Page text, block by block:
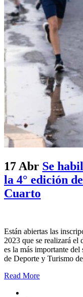
17 Abr Se
la 4° edición
Cuarto
Están abiertas las
2023 que se realizará el
es la más importante
de Deporte y Turismo
Read More